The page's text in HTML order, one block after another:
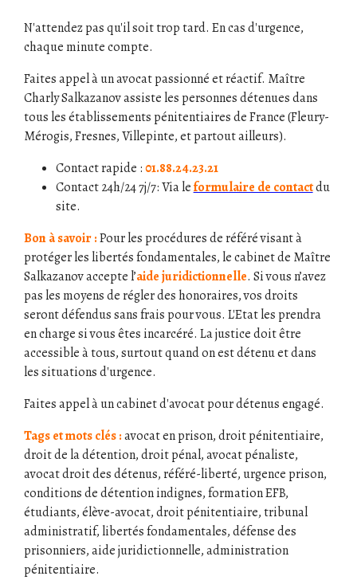
N'attendez pas qu'il soit trop tard. En cas d'urgence,
chaque minute compte.
Faites appel à un avocat passionné et réactif. Maître
Charly Salkazanov assiste les personnes détenues dans
tous les établissements pénitentiaires de France (Fleury-
Mérogis, Fresnes, Villepinte, et partout ailleurs).
Contact rapide :01.88.24.23.21
Contact 24h/24 7j/7: Via leformulaire de contactdu
site.
Bon à savoir :Pour les procédures de référé visant à
protéger les libertés fondamentales, le cabinet de Maître
Salkazanov accepte l’aide juridictionnelle. Si vous n’avez
pas les moyens de régler des honoraires, vos droits
seront défendus sans frais pour vous. L'Etat les prendra
en charge si vous êtes incarcéré. La justice doit être
accessible à tous, surtout quand on est détenu et dans
les situations d'urgence.
Faites appel à un cabinet d'avocat pour détenus engagé.
Tags et mots clés :avocat en prison, droit pénitentiaire,
droit de la détention, droit pénal, avocat pénaliste,
avocat droit des détenus, référé-liberté, urgence prison,
conditions de détention indignes, formation EFB,
étudiants, élève-avocat, droit pénitentiaire, tribunal
administratif, libertés fondamentales, défense des
prisonniers, aide juridictionnelle, administration
pénitentiaire.